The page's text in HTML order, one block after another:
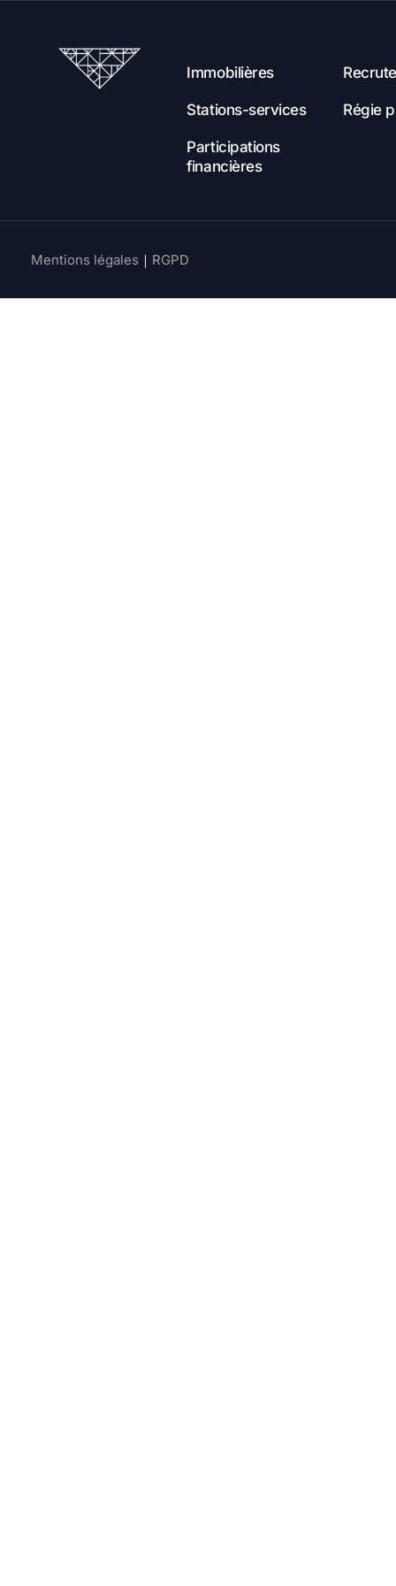
Immobilières
Stations-services
Participations
financières
Régie
Mentions légales ｜ RGPD